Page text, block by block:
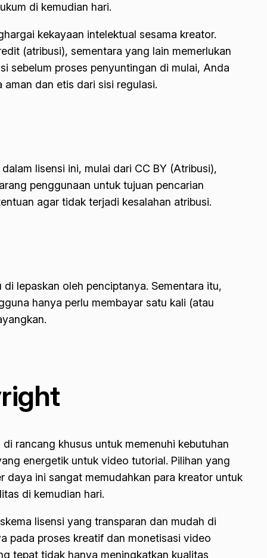
di kemudian hari.
kekayaan intelektual sesama kreator.
(atribusi), sementara yang lain memerlukan
sebelum proses penyuntingan di mulai, Anda
dan etis dari sisi regulasi.
lisensi ini, mulai dari CC BY (Atribusi),
penggunaan untuk tujuan pencarian
agar tidak terjadi kesalahan atribusi.
lepaskan oleh penciptanya. Sementara itu,
hanya perlu membayar satu kali (atau
rancang khusus untuk memenuhi kebutuhan
energetik untuk video tutorial. Pilihan yang
daya ini sangat memudahkan para kreator untuk
di kemudian hari.
lisensi yang transparan dan mudah di
pada proses kreatif dan monetisasi video
tepat tidak hanya meningkatkan kualitas